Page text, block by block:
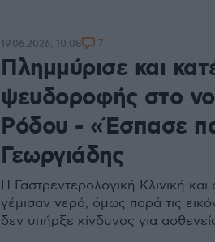
Πλημμύρισε και
ψευδοροφής στο
Ρόδου - «Έσπασε
Γεωργιάδης
Η Γαστρεντερολογική Κλινική
γέμισαν νερά, όμως παρά τις
δεν υπήρξε κίνδυνος για
19.06.2026, 10:08 7